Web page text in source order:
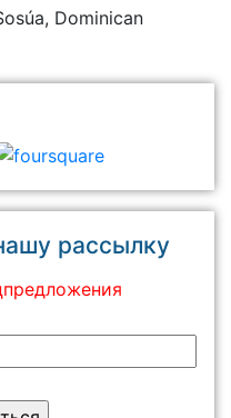
Dominican
рассылку